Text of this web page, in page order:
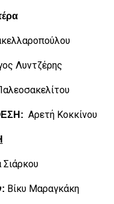
Λυντζέρης
Αρετή Κοκκίνου
Βίκυ Μαραγκάκη